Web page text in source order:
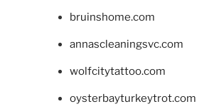
bruinshome.com
annascleaningsvc.com
wolfcitytattoo.com
oysterbayturkeytrot.com